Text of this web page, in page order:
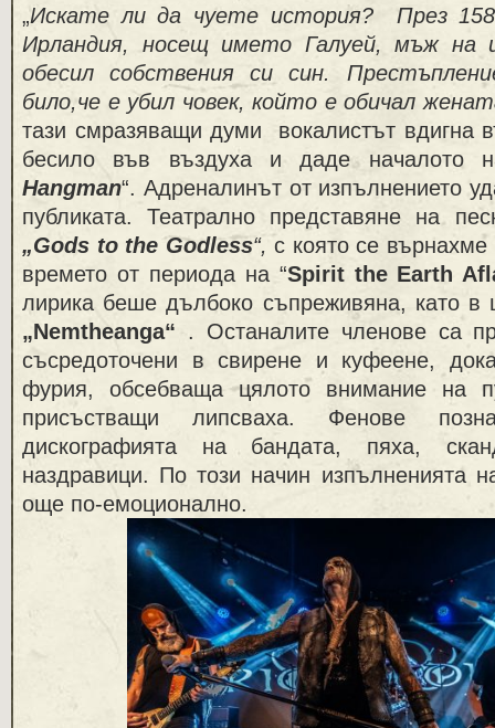
„Искате ли да чуете история? През
Ирландия, носещ името Галуей, мъж
обесил собствения си син.
било,че е убил човек, който е обичал
тази смразяващи думи вокалистът вдигна
бесило във въздуха и даде началото
Hangman“. Адреналинът от изпълнението
публиката. Театрално представяне на
„Gods to the Godless“, с която се
времето от периода на “Spirit the Earth
лирика беше дълбоко съпреживяна, като в
„Nemtheanga“ . Останалите членове са
съсредоточени в свирене и куфеене,
фурия, обсебваща цялото внимание на
присъстващи липсваха. Фенове
дискографията на бандата, пяха,
наздравици. По този начин изпълненията
още по-емоционално.